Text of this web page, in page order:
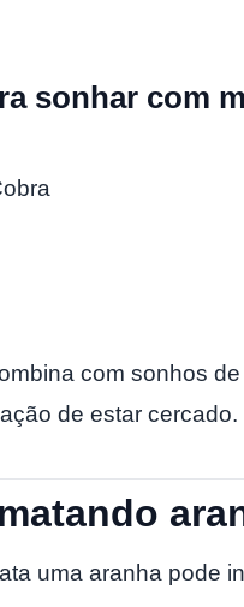
sonhar com
com sonhos
de estar cercado.
uma aranha pode